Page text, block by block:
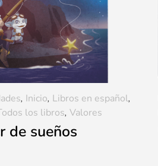
de sueños
, Inicio, Libros en español,
los libros,Valores